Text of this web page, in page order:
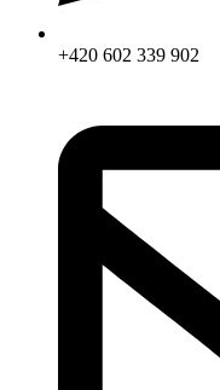
+420 602 339 902